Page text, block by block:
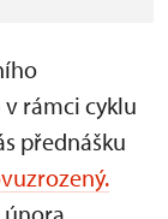
rámci cyklu
přednášku